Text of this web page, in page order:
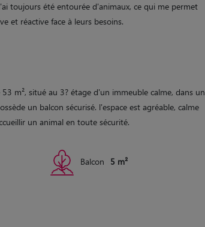
toujours été entourée d'animaux, ce qui me permet
et réactive face à leurs besoins.
m², situé au 3? étage d'un immeuble calme, dans un
un balcon sécurisé. l'espace est agréable, calme
un animal en toute sécurité.
Balcon 5 m²